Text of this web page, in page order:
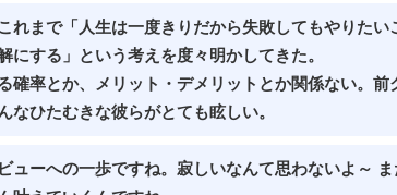
れまで「人生は一度きりだから失敗してもやりたい
にする」という考えを度々明かしてきた。
確率とか、メリット・デメリットとか関係ない。
なひたむきな彼らがとても眩しい。
ューへの一歩ですね。寂しいなんて思わないよ～